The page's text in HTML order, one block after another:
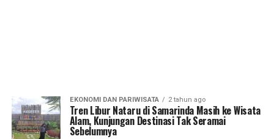
EKONOMI DAN PARIWISATA 2 tahun ago
Tren Libur Nataru di Samarinda Masih ke Wisata
Alam, Kunjungan Destinasi Tak Seramai
Sebelumnya